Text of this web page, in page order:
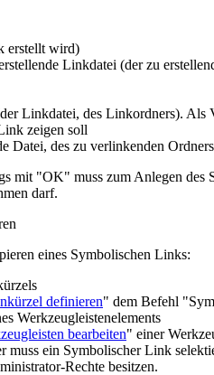
erstellt wird)
Linkdatei (der zu
Linkdatei, des Linkordners). Als
zeigen soll
Datei, des zu verlinkenden
mit "OK" muss zum Anlegen
darf.
eines Symbolischen Links:
definieren" dem Befehl
Werkzeugleistenelements
bearbeiten" einer
muss ein Symbolischer Link
Rechte besitzen.